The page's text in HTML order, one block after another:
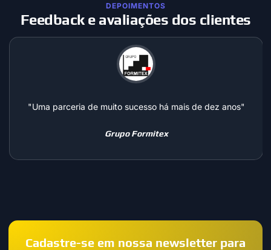
DEPOIMENTOS
Feedback e avaliações dos clientes
"Uma parceria de muito sucesso há mais de dez anos"
Grupo Formitex
Cadastre-se em nossa newsletter para